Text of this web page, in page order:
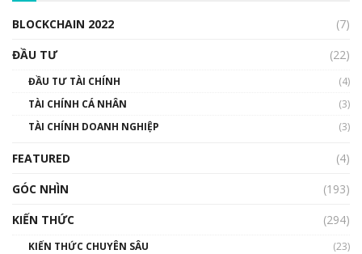
00:02:14
Nhìn lại năm 2022: Những sự kiện ảnh hưởng
đến hệ sinh thái tiền mã hoá | Phổ cập
BLOCKCHAIN 2022
(7)
ĐẦU TƯ
(22)
ĐẦU TƯ TÀI CHÍNH
(4)
TÀI CHÍNH CÁ NHÂN
(3)
TÀI CHÍNH DOANH NGHIỆP
(3)
FEATURED
(4)
GÓC NHÌN
(193)
KIẾN THỨC
(294)
KIẾN THỨC CHUYÊN SÂU
(23)